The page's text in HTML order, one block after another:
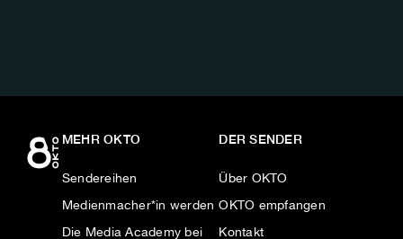
MEHR OKTO
Sendereihen
Medienmacher*in werden
Die Media Academy bei
DER SENDER
Über OKTO
OKTO empfangen
Kontakt